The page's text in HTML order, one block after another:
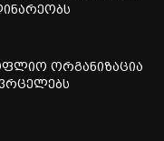
ორგანიზაცია